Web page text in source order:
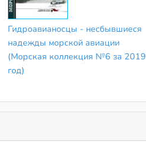
Гидроавианосцы - несбывшиеся
надежды морской авиации
(Морская коллекция №6 за 2019
год)